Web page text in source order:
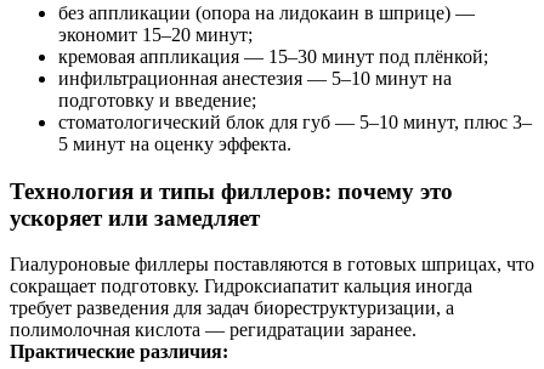
без аппликации (опора на лидокаин в шприце) —
экономит 15–20 минут;
кремовая аппликация — 15–30 минут под плёнкой;
инфильтрационная анестезия — 5–10 минут на
подготовку и введение;
стоматологический блок для губ — 5–10 минут, плюс 3–
5 минут на оценку эффекта.
Технология и типы филлеров: почему это
ускоряет или замедляет
Гиалуроновые филлеры поставляются в готовых шприцах, что
сокращает подготовку. Гидроксиапатит кальция иногда
требует разведения для задач биореструктуризации, а
полимолочная кислота — регидратации заранее.
Практические различия: